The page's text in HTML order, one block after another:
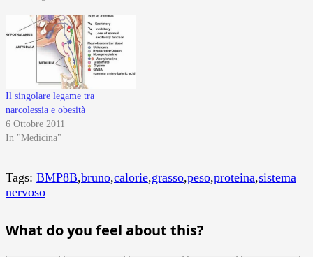
Il singolare legame tra
narcolessia e obesità
6 Ottobre 2011
In "Medicina"
Tags: BMP8B,bruno,calorie,grasso,peso,proteina,sistema
nervoso
What do you feel about this?